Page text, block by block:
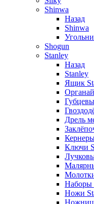
Shinwa
Назад
Shinwa
Shogun
Stanley
Назад
Stanley
Ящик
Дрель
Ключи
Наборы
Ножи